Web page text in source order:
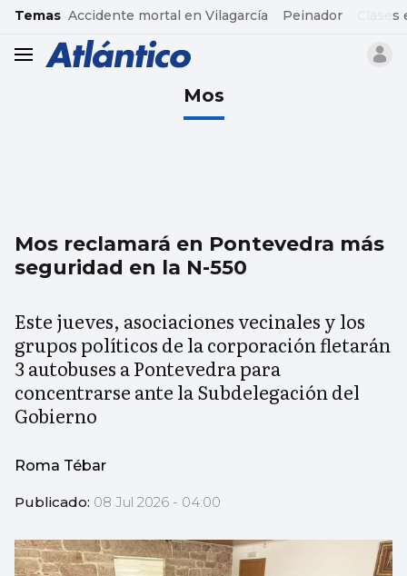
common.go-to-content
Temas Accidente mortal en Vilagarcía Peinador
header.menu.open
Mos
Mos reclamará en Pontevedra más
seguridad en la N-550
Este jueves, asociaciones vecinales y los
grupos políticos de la corporación fletarán
3 autobuses a Pontevedra para
concentrarse ante la Subdelegación del
Gobierno
Roma Tébar
Publicado: 08 Jul 2026 - 04:00